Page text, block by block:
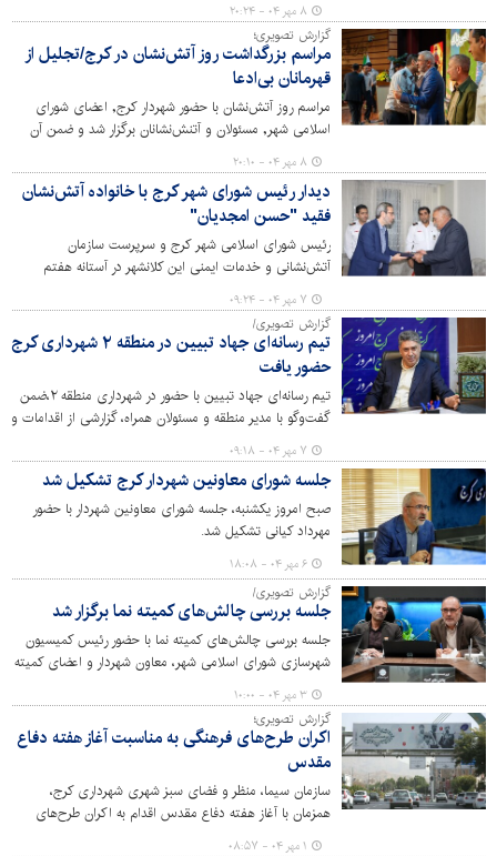
۸ مهر ۰۴ - ۲۰:۲۴
گزارش تصویری؛
مراسم بزرگداشت روز آتش‌نشان در کرج/تجلیل از
قهرمانان بی‌ادعا
مراسم روز آتش‌نشان با حضور شهردار کرج, اعضای شورای
اسلامی شهر, مسئولان و آتنش‌نشانان برگزار شد و ضمن آن
قهرمانان عرصه ایمنی و امداد مورد تقدیر قرار گرفتند.
۸ مهر ۰۴ - ۲۰:۱۰
دیدار رئیس شورای شهر کرج با خانواده آتش‌نشان
فقید "حسن امجدیان"
رئیس شورای اسلامی شهر کرج و سرپرست سازمان
آتش‌نشانی و خدمات ایمنی این کلانشهر در آستانه هفتم
مهرماه روز ملی آتش‌نشانی و ایمنی با حضور در منزل
آتش‌نشان فقید مرحوم "حسن امجدیان"، یاد و خاطره این
آتش‌نشان فداکار را گرامی داشتند.
۷ مهر ۰۴ - ۰۹:۲۴
گزارش تصویری/
تیم رسانه‌ای جهاد تبیین در منطقه ۲ شهرداری کرج
حضور یافت
تیم رسانه‌ای جهاد تبیین با حضور در شهرداری منطقه ۲،ضمن
گفت‌وگو با مدیر منطقه و مسئولان همراه، گزارشی از اقدامات و
عملکردهای این منطقه در حوزه‌های مختلف شهری تهیه کرد.
۷ مهر ۰۴ - ۰۹:۱۸
جلسه شورای معاونین شهردار کرج تشکیل شد
صبح امروز یکشنبه، جلسه شورای معاونین شهردار با حضور
مهرداد کیانی تشکیل شد.
۶ مهر ۰۴ - ۱۸:۰۸
گزارش تصویری/
جلسه بررسی چالش‌های کمیته نما برگزار شد
جلسه بررسی چالش‌های کمیته نما با حضور رئیس کمیسیون
شهرسازی شورای اسلامی شهر، معاون شهردار و اعضای کمیته
نمای مناطق و مرکز در سالن جلسات شهرداری کرج برگزار شد.
۳ مهر ۰۴ - ۱۰:۰۰
گزارش تصویری؛
اکران طرح‌های فرهنگی به مناسبت آغاز هفته دفاع
مقدس
سازمان سیما، منظر و فضای سبز شهری شهرداری کرج،
همزمان با آغاز هفته دفاع مقدس اقدام به اکران طرح‌های
فرهنگی در شهر کرج کرده است.
۱ مهر ۰۴ - ۰۸:۵۷